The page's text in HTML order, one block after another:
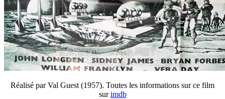
Réalisé par Val Guest (1957). Toutes les informations sur ce film
surimdb